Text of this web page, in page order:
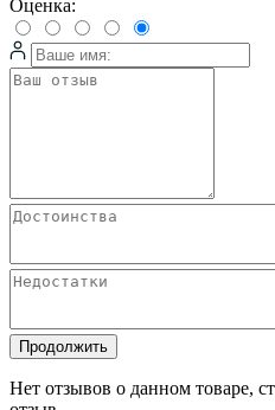
Оценка:
Продолжить
Нет отзывов о данном товаре,